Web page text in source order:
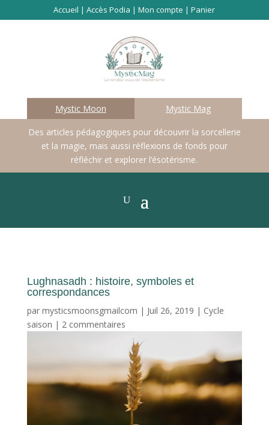
Accueil |Accès Podia |Mon compte |Panier
Mystic Moon Mystic Mag
Des articles pédagogiques pour découvrir la sorcellerie
et la magie, mais aussi réflexions de fonds pour
réfléchir et explorer l’ésotérisme.
Lughnasadh : histoire, symboles et
correspondances
par mysticsmoonsgmailcom | Juil 26, 2019 | Cycle
saison | 2 commentaires